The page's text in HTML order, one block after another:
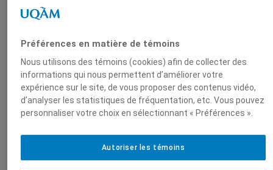
de science politique,
Montréal
Produit par
d'études sur le
Préférences en matière de témoins
Nous utilisons des témoins (cookies) afin de collecter des
informations qui nous permettent d’améliorer votre
expérience sur le site, de vous proposer des contenus vidéo,
d’analyser les statistiques de fréquentation, etc. Vous pouvez
personnaliser votre choix en sélectionnant « Préférences ».
Autoriser les témoins